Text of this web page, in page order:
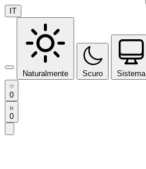
IT
Naturalmente Scuro Sistema
0
0